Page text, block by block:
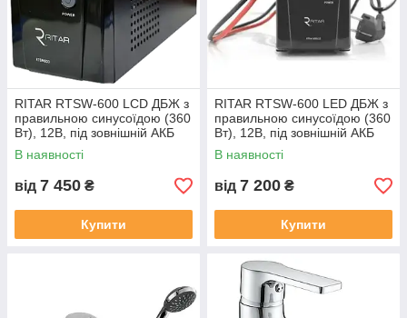
RITAR RTSW-600 LCD ДБЖ з
правильною синусоїдою (360
Вт), 12В, під зовнішній АКБ
В наявності
від 7 450 ₴
Купити
RITAR RTSW-600 LED ДБЖ з
правильною синусоїдою (360
Вт), 12В, під зовнішній АКБ
В наявності
від 7 200 ₴
Купити